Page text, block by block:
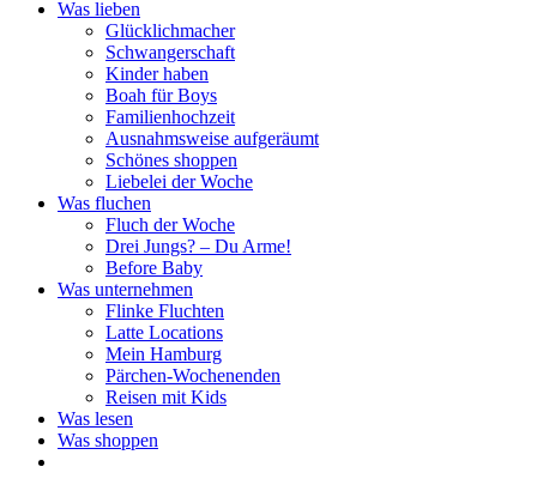
Was lieben
Glücklichmacher
Schwangerschaft
Kinder haben
Boah für Boys
Familienhochzeit
Ausnahmsweise aufgeräumt
Schönes shoppen
Liebelei der Woche
Was fluchen
Fluch der Woche
Drei Jungs? – Du Arme!
Before Baby
Was unternehmen
Flinke Fluchten
Latte Locations
Mein Hamburg
Pärchen-Wochenenden
Reisen mit Kids
Was lesen
Was shoppen